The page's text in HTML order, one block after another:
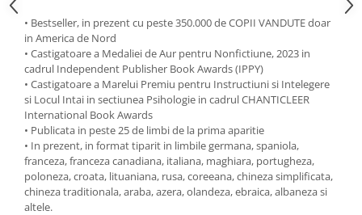
• Bestseller, in prezent cu peste 350.000 de COPII VANDUTE doar
in America de Nord
• Castigatoare a Medaliei de Aur pentru Nonfictiune, 2023 in
cadrul Indepen­dent Publisher Book Awards (IPPY)
• Castigatoare a Marelui Premiu pentru Instructiuni si Intelegere
si Locul Intai in sectiunea Psihologie in cadrul CHANTICLEER
International Book Awards
• Publicata in peste 25 de limbi de la prima aparitie
• In prezent, in format tiparit in limbile germana, spaniola,
franceza, franceza canadiana, italiana, maghiara, portugheza,
poloneza, croata, lituaniana, rusa, coreeana, chineza simplificata,
chineza traditionala, araba, azera, olandeza, ebraica, albaneza si
altele.